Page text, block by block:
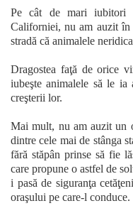
Pe cât de mari iubitori
Californiei, nu am auzit în
stradă că animalele
Dragostea faţă de orice
iubeşte animalele să le ia
creşterii lor.
Mai mult, nu am auzit un
dintre cele mai de stânga
fără stăpân prinse să fie
care propune o astfel de
i pasă de siguranţa
oraşului pe care-l conduce.